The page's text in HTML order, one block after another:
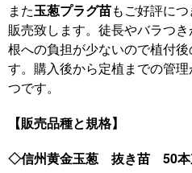
また玉葱プラグ苗もご好評に
販売致します。徒長やバラつき
根への負担が少ないので植付
す。購入後から定植までの管
つです。
【販売品種と規格】
◇信州黄金玉葱 抜き苗 50本